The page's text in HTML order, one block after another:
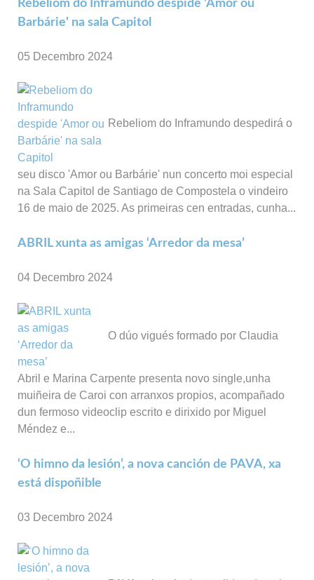
Rebeliom do Inframundo despide 'Amor ou
Barbárie' na sala Capitol
05 Decembro 2024
Rebeliom do Inframundo despedirá o
seu disco 'Amor ou Barbárie' nun concerto moi especial
na Sala Capitol de Santiago de Compostela o vindeiro
16 de maio de 2025. As primeiras cen entradas, cunha...
ABRIL xunta as amigas ‘Arredor da mesa’
04 Decembro 2024
O dúo vigués formado por Claudia
Abril e Marina Carpente presenta novo single,unha
muiñeira de Caroi con arranxos propios, acompañado
dun fermoso videoclip escrito e dirixido por Miguel
Méndez e...
‘O himno da lesión’, a nova canción de PAVA, xa
está dispoñible
03 Decembro 2024